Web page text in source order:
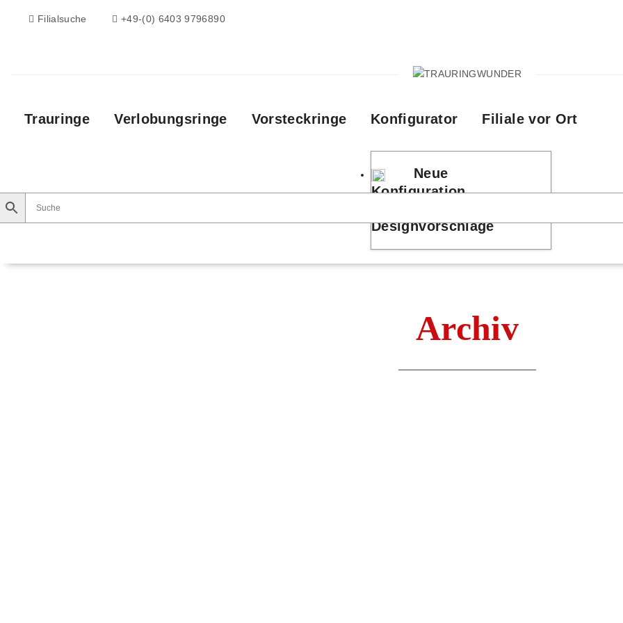
Filialsuche +49-(0) 6403 9796890
Trauringe Verlobungsringe Vorsteckringe Konfigurator
Neue
Konfiguration
Designvorschläge
Filiale vor Ort
Archiv